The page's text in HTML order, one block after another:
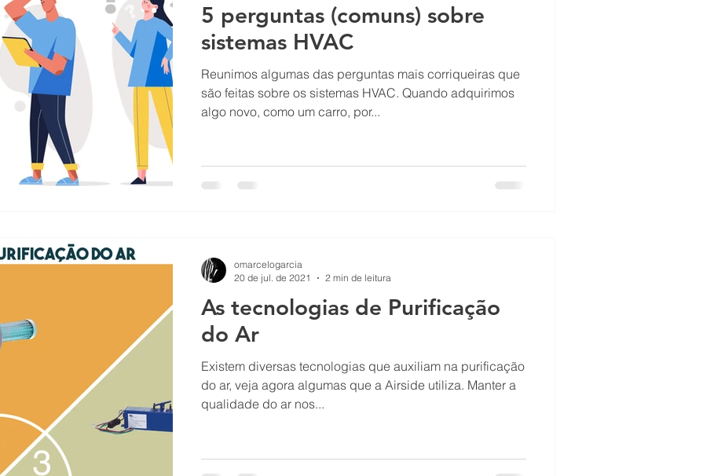
5 perguntas (comuns) sobre
sistemas HVAC
Reunimos algumas das perguntas mais corriqueiras que
são feitas sobre os sistemas HVAC. Quando adquirimos
algo novo, como um carro, por...
As tecnologias de Purificação
do Ar
Existem diversas tecnologias que auxiliam na purificação
do ar, veja agora algumas que a Airside utiliza. Manter a
qualidade do ar nos...
omarcelogarcia
20 de jul. de 2021
2 min de leitura